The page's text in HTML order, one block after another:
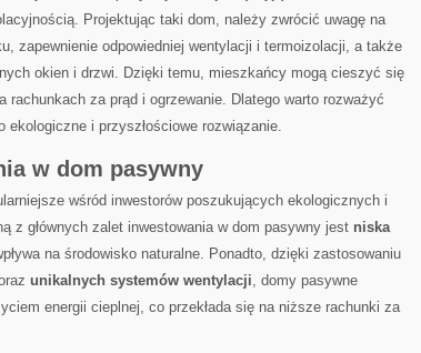
Projektując taki dom, ‌należy zwrócić uwagę na
zapewnienie odpowiedniej⁢ wentylacji​ i termoizolacji, a także​
okien i drzwi.‌ Dzięki⁢ temu, ‍mieszkańcy mogą cieszyć⁢ się​
rachunkach ‍za prąd i ‍ogrzewanie.‌ Dlatego warto ‌rozważyć
‍ekologiczne i​ przyszłościowe rozwiązanie.
w dom ​pasywny
wśród inwestorów poszukujących ⁣ekologicznych i
z​ głównych zalet⁢ inwestowania w dom ⁢pasywny jest niska
na środowisko⁤ naturalne. Ponadto,​ dzięki zastosowaniu
unikalnych systemów ‌wentylacji, domy pasywne
energii cieplnej, ‌co⁤ przekłada‍ się na niższe ‍rachunki ‌za